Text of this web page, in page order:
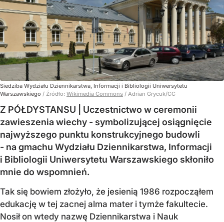
Siedziba Wydziału Dziennikarstwa, Informacji i Bibliologii Uniwersytetu
Warszawskiego / Źródło: Wikimedia Commons / Adrian Grycuk/CC
Z PÓŁDYSTANSU | Uczestnictwo w ceremonii
zawieszenia wiechy - symbolizującej osiągnięcie
najwyższego punktu konstrukcyjnego budowli
- na gmachu Wydziału Dziennikarstwa, Informacji
i Bibliologii Uniwersytetu Warszawskiego skłoniło
mnie do wspomnień.
Tak się bowiem złożyło, że jesienią 1986 rozpocząłem
edukację w tej zacnej alma mater i tymże fakultecie.
Nosił on wtedy nazwę Dziennikarstwa i Nauk